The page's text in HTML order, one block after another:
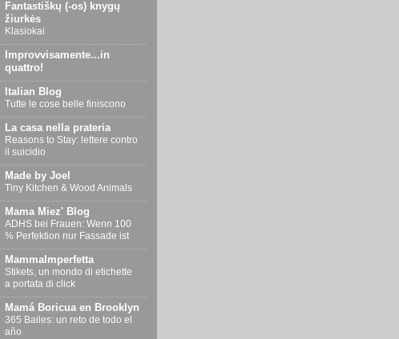
Fantastiškų (-os) knygų
žiurkės
Klasiokai
Improvvisamente...in
quattro!
Italian Blog
Tutte le cose belle finiscono
La casa nella prateria
Reasons to Stay: lettere contro
il suicidio
Made by Joel
Tiny Kitchen & Wood Animals
Mama Miez' Blog
ADHS bei Frauen: Wenn 100
% Perfektion nur Fassade ist
MammaImperfetta
Stikets, un mondo di etichette
a portata di click
Mamá Boricua en Brooklyn
365 Bailes: un reto de todo el
año